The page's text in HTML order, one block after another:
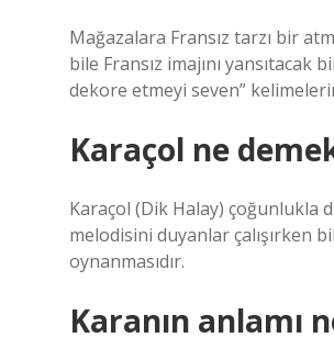
Mağazalara Fransız tarzı bir
bile Fransız imajını yansıtacak
dekore etmeyi seven”
Karaçol ne
Karaçol (Dik Halay)
melodisini duyanlar çalışırken
oynanmasıdır.
Karanın anlamı